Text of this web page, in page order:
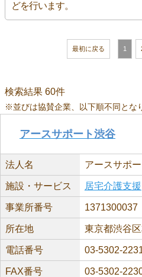
どを行います。
最初に戻る 1
検索結果 60件
※並びは協賛企業、以下順不同とな
アースサポート渋谷
法人名 アースサポー
施設・サービス 居宅介護支援
事業所番号 1371300037
所在地 東京都渋谷
電話番号 03-5302-
FAX番号 03-5302-